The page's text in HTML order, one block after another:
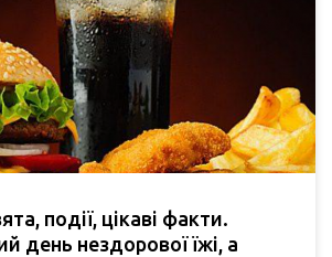
події, цікаві факти.
день нездорової їжі, а